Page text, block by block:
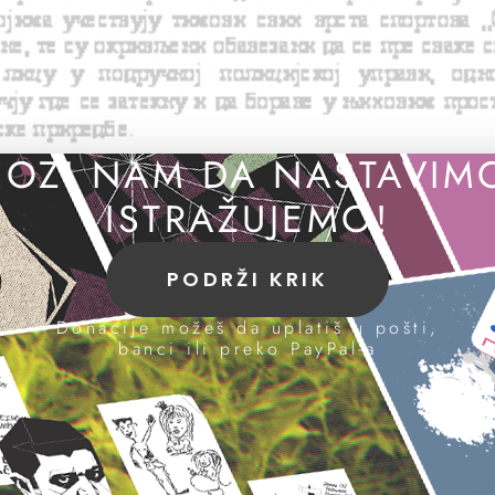
NAM DA
ISTRAŽUJEMO!
PODRŽI KRIK
Donacije možeš da uplatiš u pošti,
banci ili preko PayPal-a